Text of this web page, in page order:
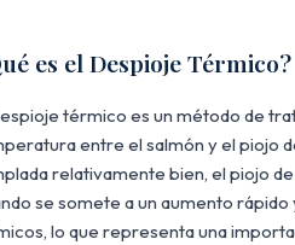
es el Despioje Térmico?
térmico es un método de
entre el salmón y el piojo
relativamente bien, el piojo
se somete a un aumento
lo que representa una